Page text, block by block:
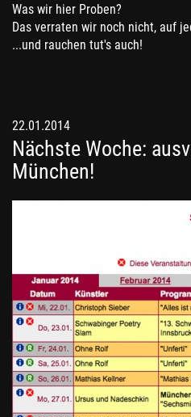
Was wir hier Proben?
Das verraten wir noch nicht, auf
...und rauchen tut's auch!
22.01.2014
Nächste Woche:
München!